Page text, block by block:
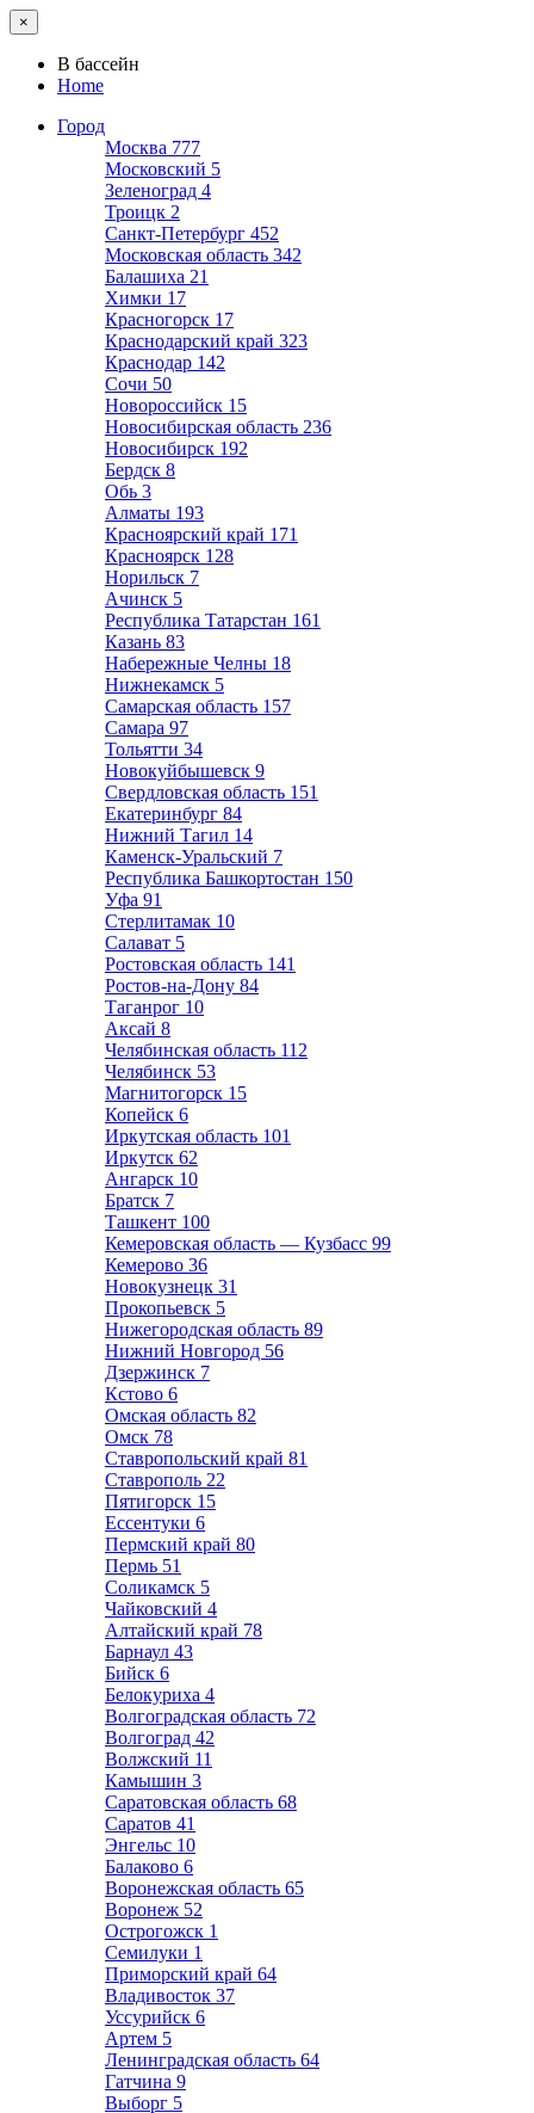
×
В бассейн
Home
Город
Москва 777
Московский 5
Зеленоград 4
Троицк 2
Санкт-Петербург 452
Московская область 342
Балашиха 21
Химки 17
Красногорск 17
Краснодарский край 323
Краснодар 142
Сочи 50
Новороссийск 15
Новосибирская область 236
Новосибирск 192
Бердск 8
Обь 3
Алматы 193
Красноярский край 171
Красноярск 128
Норильск 7
Ачинск 5
Республика Татарстан 161
Казань 83
Набережные Челны 18
Нижнекамск 5
Самарская область 157
Самара 97
Тольятти 34
Новокуйбышевск 9
Свердловская область 151
Екатеринбург 84
Нижний Тагил 14
Каменск-Уральский 7
Республика Башкортостан 150
Уфа 91
Стерлитамак 10
Салават 5
Ростовская область 141
Ростов-на-Дону 84
Таганрог 10
Аксай 8
Челябинская область 112
Челябинск 53
Магнитогорск 15
Копейск 6
Иркутская область 101
Иркутск 62
Ангарск 10
Братск 7
Ташкент 100
Кемеровская область — Кузбасс 99
Кемерово 36
Новокузнецк 31
Прокопьевск 5
Нижегородская область 89
Нижний Новгород 56
Дзержинск 7
Кстово 6
Омская область 82
Омск 78
Ставропольский край 81
Ставрополь 22
Пятигорск 15
Ессентуки 6
Пермский край 80
Пермь 51
Соликамск 5
Чайковский 4
Алтайский край 78
Барнаул 43
Бийск 6
Белокуриха 4
Волгоградская область 72
Волгоград 42
Волжский 11
Камышин 3
Саратовская область 68
Саратов 41
Энгельс 10
Балаково 6
Воронежская область 65
Воронеж 52
Острогожск 1
Семилуки 1
Приморский край 64
Владивосток 37
Уссурийск 6
Артем 5
Ленинградская область 64
Гатчина 9
Выборг 5